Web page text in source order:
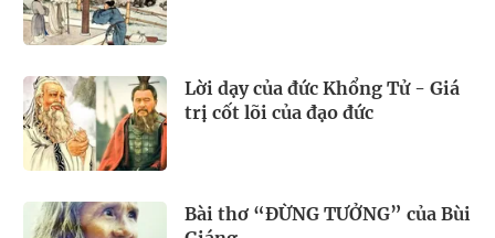
Lời dạy của đức Khổng Tử - Giá
trị cốt lõi của đạo đức
Bài thơ “ĐỪNG TƯỞNG” của Bùi